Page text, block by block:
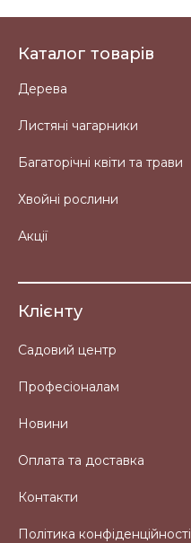
Каталог товарів
Дерева
Листяні чагарники
Багаторічні квіти та трави
Хвойні рослини
Акції
Клієнту
Садовий центр
Професіоналам
Новини
Оплата та доставка
Контакти
Політика конфіденційності